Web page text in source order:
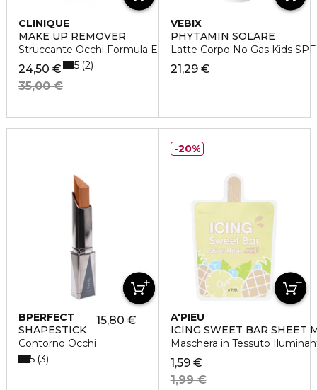
CLINIQUE
MAKE UP REMOVER
Struccante Occhi Formula Express
24,50 €
35,00 €
5 2
VEBIX
PHYTAMIN SOLARE
Latte Corpo No Gas Kids
21,29 €
BPERFECT
SHAPESTICK
Contorno Occhi
15,80 €
5 3
A'PIEU
ICING SWEET BAR SHEET
Maschera in Tessuto
1,59 €
1,99 €
20%